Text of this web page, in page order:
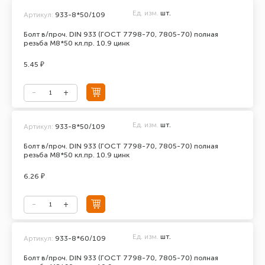
Болт в/проч. DIN 933 (ГОСТ 7798-70, 7805-70) полная
резьба М8*50 кл.пр. 10.9 цинк
Артикул: 933-8*50/109 Ед. изм. шт.
5.45 ₽
Болт в/проч. DIN 933 (ГОСТ 7798-70, 7805-70) полная
резьба М8*50 кл.пр. 10.9 цинк
Артикул: 933-8*50/109 Ед. изм. шт.
6.26 ₽
Болт в/проч. DIN 933 (ГОСТ 7798-70, 7805-70) полная
Артикул: 933-8*60/109 Ед. изм. шт.